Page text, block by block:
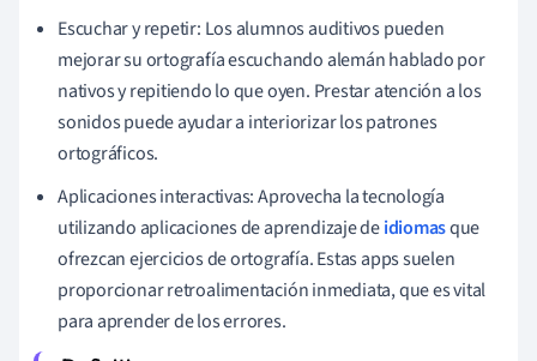
Escuchar y repetir: Los alumnos auditivos pueden
mejorar su ortografía escuchando alemán hablado por
nativos y repitiendo lo que oyen. Prestar atención a los
sonidos puede ayudar a interiorizar los patrones
ortográficos.
Aplicaciones interactivas: Aprovecha la tecnología
utilizando aplicaciones de aprendizaje deidiomasque
ofrezcan ejercicios de ortografía. Estas apps suelen
proporcionar retroalimentación inmediata, que es vital
para aprender de los errores.